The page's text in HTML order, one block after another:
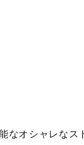
なオシャレな